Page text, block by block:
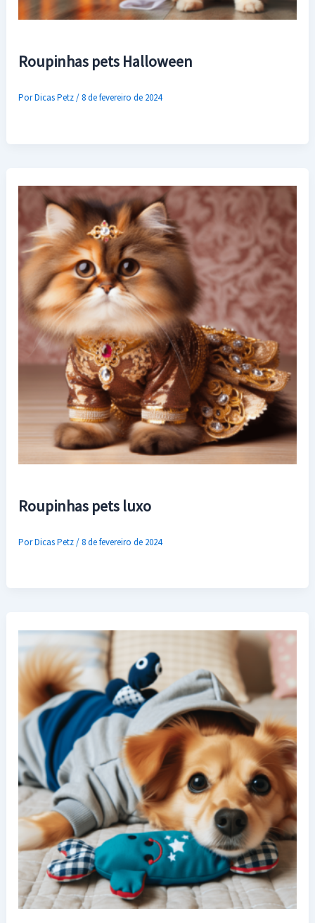
Roupinhas pets Halloween
PorDicas Petz/8 de fevereiro de 2024
Roupinhas pets luxo
PorDicas Petz/8 de fevereiro de 2024